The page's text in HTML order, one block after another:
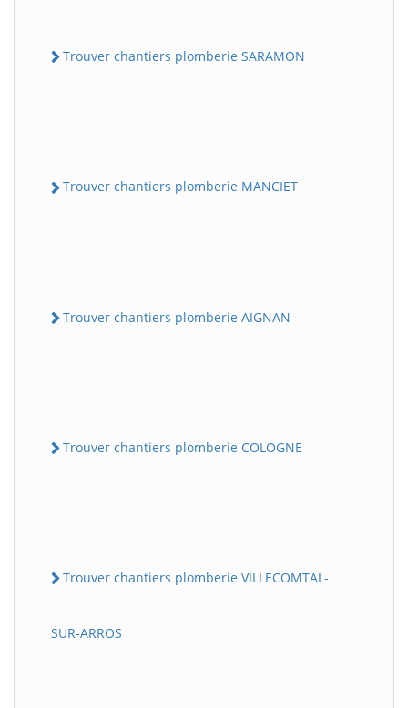
Trouver chantiers plomberie SARAMON
Trouver chantiers plomberie MANCIET
Trouver chantiers plomberie AIGNAN
Trouver chantiers plomberie COLOGNE
Trouver chantiers plomberie VILLECOMTAL-
SUR-ARROS